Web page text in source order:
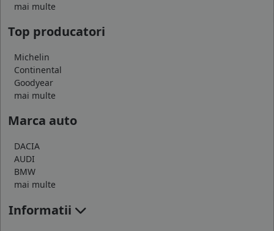
mai multe
Top producatori
Michelin
Continental
Goodyear
mai multe
Marca auto
DACIA
AUDI
BMW
mai multe
Informatii